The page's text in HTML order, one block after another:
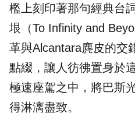
檻上刻印著那句經典台
垠（To Infinity and
革與Alcantara麂皮的交
點綴，讓人彷彿置身於
極速座駕之中，將巴斯
得淋漓盡致。